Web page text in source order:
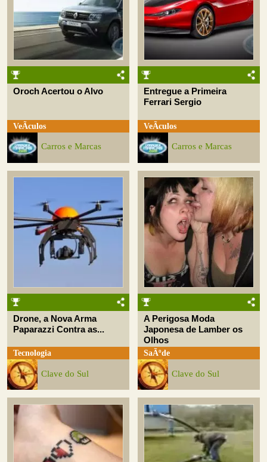
Oroch Acertou o Alvo
VeÃ­culos
Carros e Marcas
Entregue a Primeira
Ferrari Sergio
VeÃ­culos
Carros e Marcas
Drone, a Nova Arma
Paparazzi Contra as...
Tecnologia
Clave do Sul
A Perigosa Moda
Japonesa de Lamber os
Olhos
SaÃºde
Clave do Sul